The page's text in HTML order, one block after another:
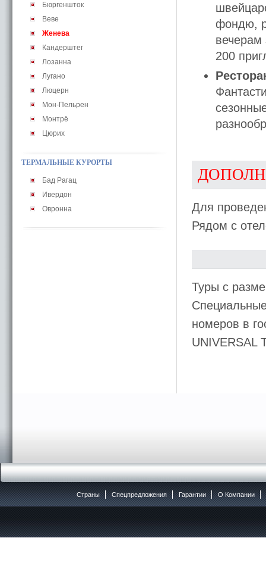
Бюргеншток
Веве
Женева
Кандерштег
Лозанна
Лугано
Люцерн
Мон-Пельрен
Монтрё
Цюрих
ТЕРМАЛЬНЫЕ КУРОРТЫ
Бад Рагац
Ивердон
Овронна
фондю,
вечерам
200
Для
Рядом с
Туры с
номеров в
UNIVERSAL
Страны Спецпредложения Гарантии O Компании